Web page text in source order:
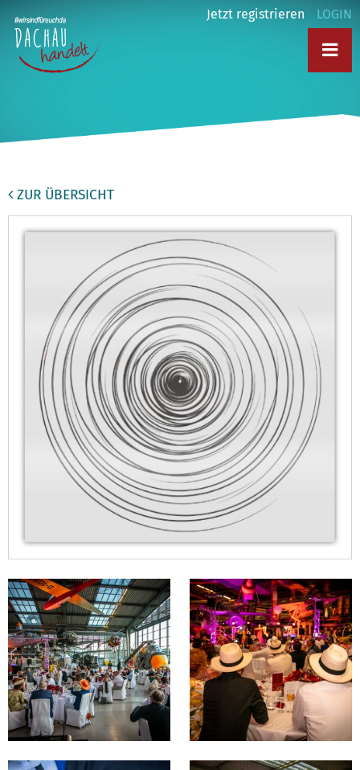
Jetzt registrieren LOGIN
ZUR ÜBERSICHT